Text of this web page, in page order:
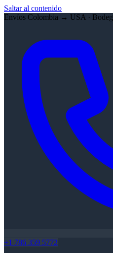
Saltar al contenido
Envíos Colombia → USA ·
+1 786 359 5772